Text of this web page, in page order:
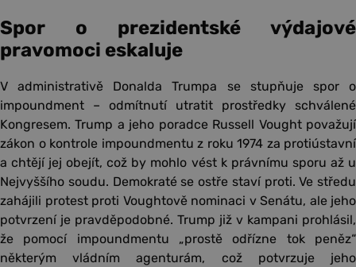
Spor o prezidentské výdajové
pravomoci eskaluje
V administrativě Donalda Trumpa se stupňuje spor o
impoundment – odmítnutí utratit prostředky schválené
Kongresem. Trump a jeho poradce Russell Vought považují
zákon o kontrole impoundmentu z roku 1974 za protiústavní
a chtějí jej obejít, což by mohlo vést k právnímu sporu až u
Nejvyššího soudu. Demokraté se ostře staví proti. Ve středu
zahájili protest proti Voughtově nominaci v Senátu, ale jeho
potvrzení je pravděpodobné. Trump již v kampani prohlásil,
že pomocí impoundmentu „prostě odřízne tok peněz“
některým vládním agenturám, což potvrzuje jeho